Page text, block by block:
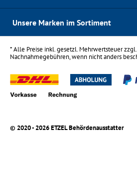
Unsere Marken im Sortiment
* Alle Preise inkl. gesetzl. Mehrwertsteuer zzgl.
Nachnahmegebühren, wenn nicht anders
© 2020 - 2026 ETZEL Behördenausstatter